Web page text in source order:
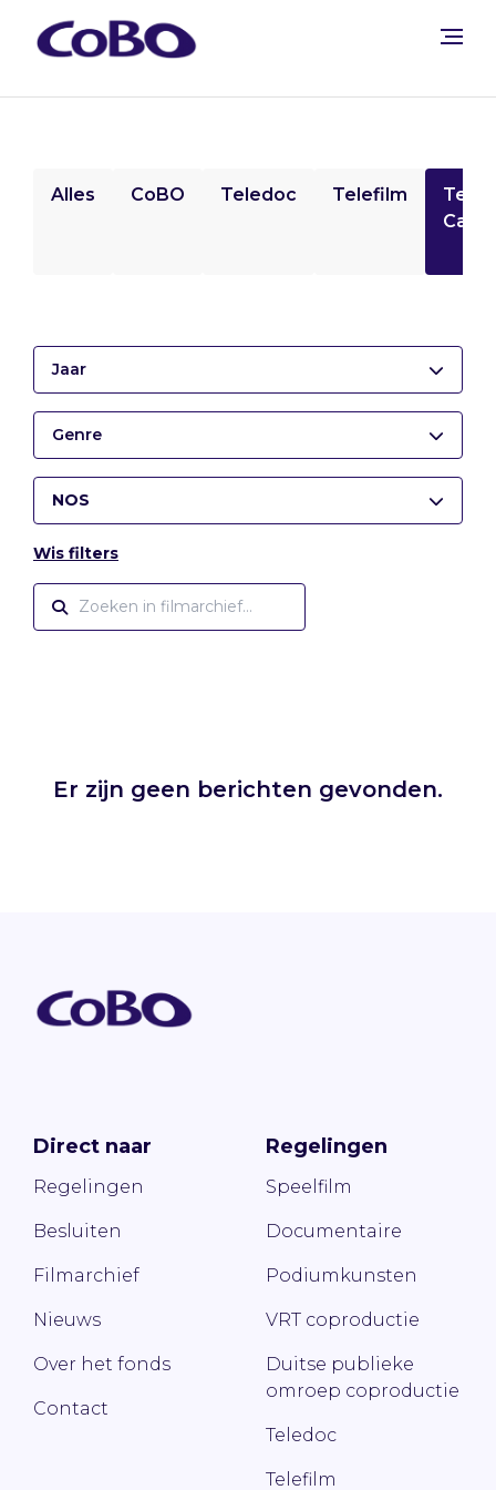
Alles CoBO Teledoc Telefilm
Jaar
Genre
NOS
Wis filters
Er zijn geen berichten gevonden.
Direct naar
Regelingen
Besluiten
Filmarchief
Nieuws
Over het fonds
Contact
Regelingen
Speelfilm
Documentaire
Podiumkunsten
VRT coproductie
Duitse publieke
omroep coproductie
Teledoc
Telefilm